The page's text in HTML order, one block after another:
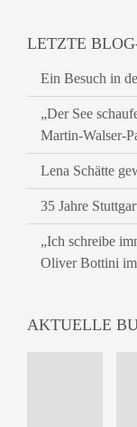
LETZTE
Ein Besuch in
„Der See
Martin-Walser-
Lena Schätte
35 Jahre
„Ich schreibe
Oliver Bottini
AKTUELLE